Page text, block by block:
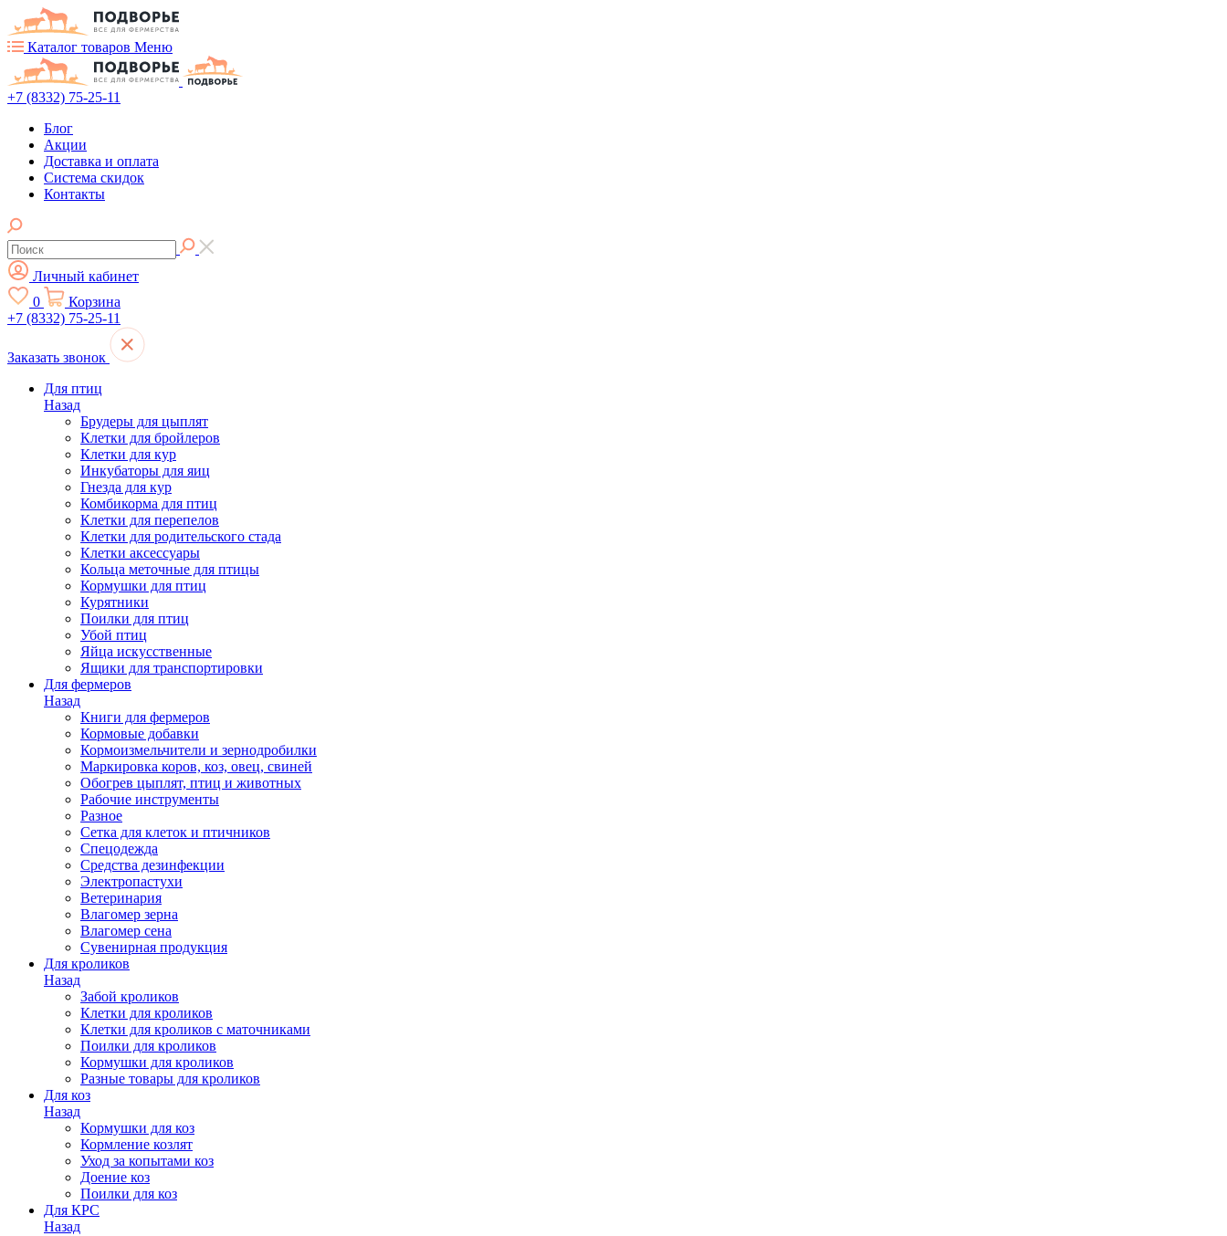
Каталог товаров Меню
+7 (8332) 75-25-11
Блог
Акции
Доставка и оплата
Система скидок
Контакты
Личный кабинет
0
Корзина
+7 (8332) 75-25-11
Заказать звонок
Для птиц
Назад
Брудеры для цыплят
Клетки для бройлеров
Клетки для кур
Инкубаторы для яиц
Гнезда для кур
Комбикорма для птиц
Клетки для перепелов
Клетки для родительского стада
Клетки аксессуары
Кольца меточные для птицы
Кормушки для птиц
Курятники
Поилки для птиц
Убой птиц
Яйца искусственные
Ящики для транспортировки
Для фермеров
Назад
Книги для фермеров
Кормовые добавки
Кормоизмельчители и зернодробилки
Маркировка коров, коз, овец, свиней
Обогрев цыплят, птиц и животных
Рабочие инструменты
Разное
Сетка для клеток и птичников
Спецодежда
Средства дезинфекции
Электропастухи
Ветеринария
Влагомер зерна
Влагомер сена
Сувенирная продукция
Для кроликов
Назад
Забой кроликов
Клетки для кроликов
Клетки для кроликов с маточниками
Поилки для кроликов
Кормушки для кроликов
Разные товары для кроликов
Для коз
Назад
Кормушки для коз
Кормление козлят
Уход за копытами коз
Доение коз
Поилки для коз
Для КРС
Назад